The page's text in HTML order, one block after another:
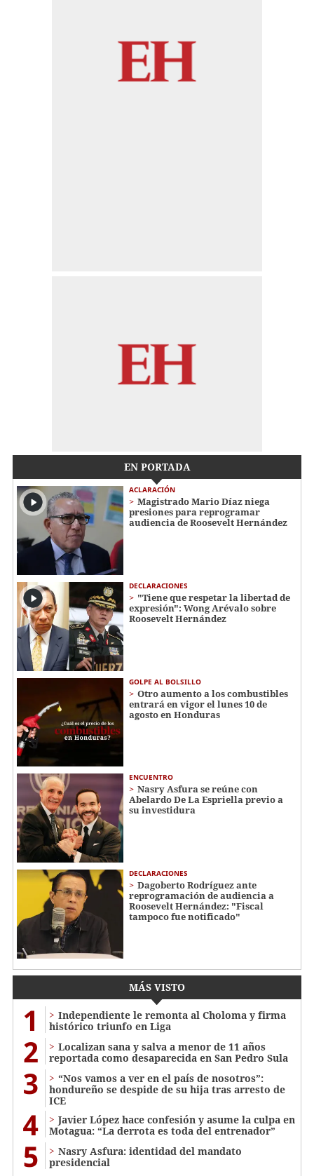
EN PORTADA
ACLARACIÓN
Magistrado Mario Díaz niega
presiones para reprogramar
audiencia de Roosevelt Hernández
DECLARACIONES
"Tiene que respetar la libertad de
expresión": Wong Arévalo sobre
Roosevelt Hernández
GOLPE AL BOLSILLO
Otro aumento a los combustibles
entrará en vigor el lunes 10 de
agosto en Honduras
ENCUENTRO
Nasry Asfura se reúne con
Abelardo De La Espriella previo a
su investidura
DECLARACIONES
Dagoberto Rodríguez ante
reprogramación de audiencia a
Roosevelt Hernández: "Fiscal
tampoco fue notificado"
MÁS VISTO
1
Independiente le remonta al Choloma y firma
histórico triunfo en Liga
2
Localizan sana y salva a menor de 11 años
reportada como desaparecida en San Pedro Sula
3
“Nos vamos a ver en el país de nosotros”:
hondureño se despide de su hija tras arresto de
ICE
4
Javier López hace confesión y asume la culpa en
Motagua: “La derrota es toda del entrenador”
5
Nasry Asfura: identidad del mandato
presidencial